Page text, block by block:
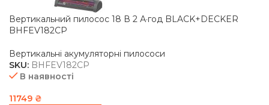
Вертикальний пилосос 18 В 2 А·год BLACK+DECKER
BHFEV182CP
Вертикальні акумуляторні пилососи
SKU: BHFEV182CP
В наявності
11749 ₴